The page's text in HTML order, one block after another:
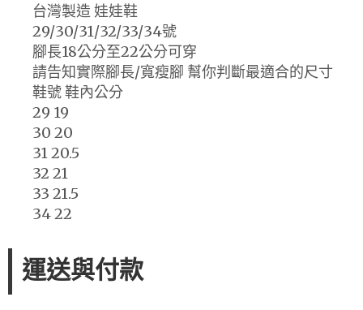
台灣製造 娃娃鞋
29/30/31/32/33/34號
腳長18公分至22公分可穿
請告知實際腳長/寬瘦腳 幫你判斷最適合的尺寸
鞋號 鞋內公分
29 19
30 20
31 20.5
32 21
33 21.5
34 22
運送與付款